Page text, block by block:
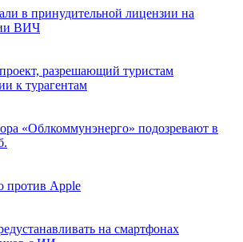
в принудительной лицензии на
ВИЧ
разрешающий туристам
к турагентам
«Облкоммунэнерго» подозревают в
против Apple
на смартфонах